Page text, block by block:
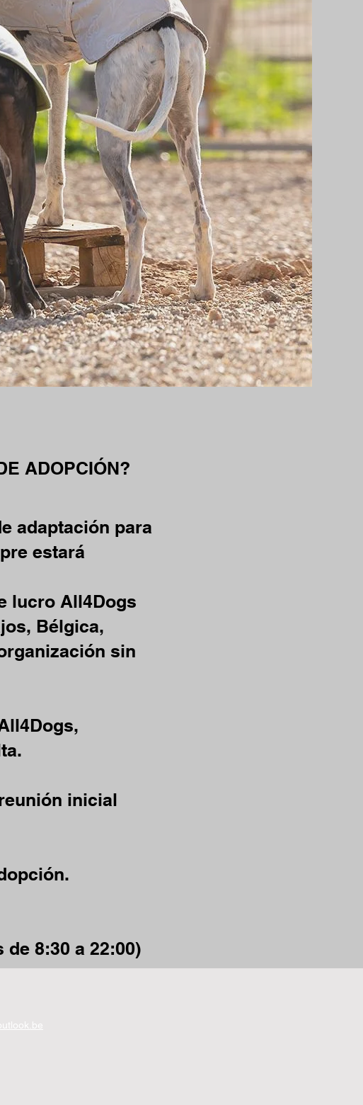
ADOPCIÓN?
adaptación para
estará
lucro All4Dogs
Bélgica,
sin
inicial
de 8:30 a 22:00)